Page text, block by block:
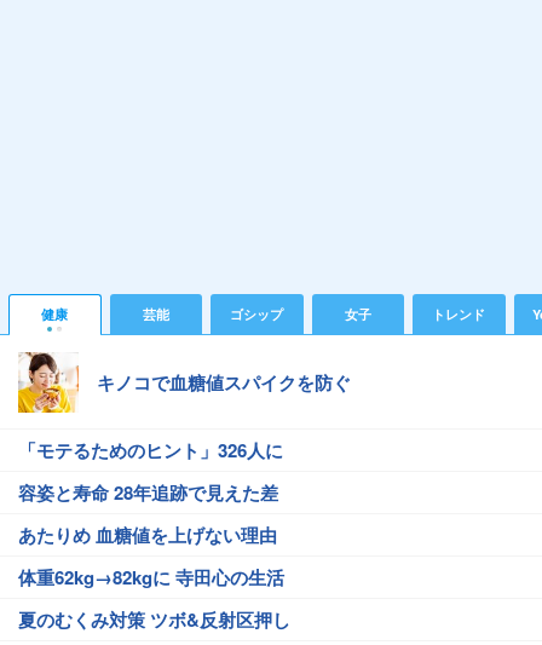
健康 芸能 ゴシップ 女子 トレンド
キノコで血糖値スパイクを防ぐ
「モテるためのヒント」326人に
容姿と寿命 28年追跡で見えた差
あたりめ 血糖値を上げない理由
体重62kg→82kgに 寺田心の生活
夏のむくみ対策 ツボ&反射区押し